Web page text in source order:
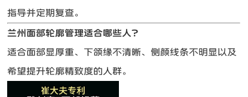
指导并定期复查。
兰州面部轮廓管理适合哪些人？
适合面部显厚重、下颌缘不清晰、侧颜线条不明显以及
希望提升轮廓精致度的人群。